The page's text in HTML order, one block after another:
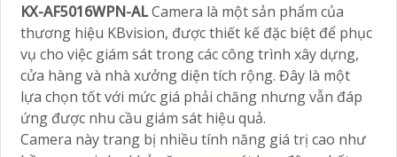
KX-AF5016WPN-ALCamera là một sản phẩm của
thương hiệu KBvision, được thiết kế đặc biệt để phục
vụ cho việc giám sát trong các công trình xây dựng,
cửa hàng và nhà xưởng diện tích rộng. Đây là một
lựa chọn tốt với mức giá phải chăng nhưng vẫn đáp
ứng được nhu cầu giám sát hiệu quả.
Camera này trang bị nhiều tính năng giá trị cao như